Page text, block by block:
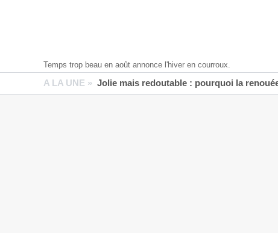
Temps trop beau en août annonce l'hiver en courroux.
A LA UNE » Jolie mais redoutable : pourquoi la